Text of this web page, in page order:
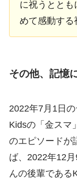
に祝うとと
めて感動する
その他、記憶
2022年7月1日
Kidsの「金スマ
のエピソードが
ば、2022年12
んの後輩である